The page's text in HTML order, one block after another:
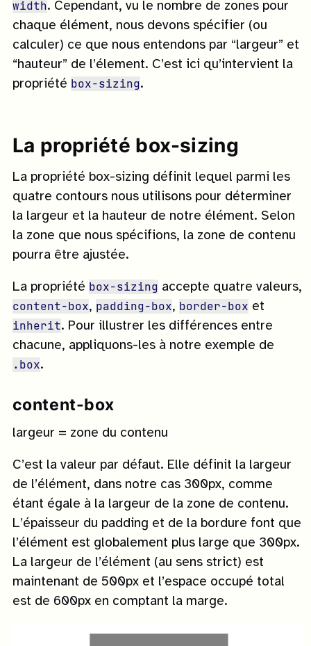
width. Cependant, vu le nombre de zones pour
chaque élément, nous devons spécifier (ou
calculer) ce que nous entendons par “largeur” et
“hauteur” de l’élement. C’est ici qu’intervient la
propriété box-sizing.
La propriété box-sizing
La propriété box-sizing définit lequel parmi les
quatre contours nous utilisons pour déterminer
la largeur et la hauteur de notre élément. Selon
la zone que nous spécifions, la zone de contenu
pourra être ajustée.
La propriété box-sizing accepte quatre valeurs,
content-box, padding-box, border-box et
inherit. Pour illustrer les différences entre
chacune, appliquons-les à notre exemple de
.box.
content-box
largeur = zone du contenu
C’est la valeur par défaut. Elle définit la largeur
de l’élément, dans notre cas 300px, comme
étant égale à la largeur de la zone de contenu.
L’épaisseur du padding et de la bordure font que
l’élément est globalement plus large que 300px.
La largeur de l’élément (au sens strict) est
maintenant de 500px et l’espace occupé total
est de 600px en comptant la marge.